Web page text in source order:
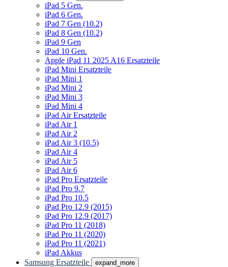
iPad 5 Gen.
iPad 6 Gen.
iPad 7 Gen (10.2)
iPad 8 Gen (10.2)
iPad 9 Gen
iPad 10 Gen.
Apple iPad 11 2025 A16 Ersatzteile
iPad Mini Ersatzteile
iPad Mini 1
iPad Mini 2
iPad Mini 3
iPad Mini 4
iPad Air Ersatzteile
iPad Air 1
iPad Air 2
iPad Air 3 (10.5)
iPad Air 4
iPad Air 5
iPad Air 6
iPad Pro Ersatzteile
iPad Pro 9.7
iPad Pro 10.5
iPad Pro 12.9 (2015)
iPad Pro 12.9 (2017)
iPad Pro 11 (2018)
iPad Pro 11 (2020)
iPad Pro 11 (2021)
iPad Akkus
Samsung Ersatzteile
expand_more